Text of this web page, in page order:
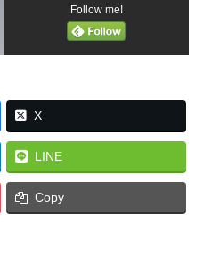
Follow me!
X
LINE
Copy